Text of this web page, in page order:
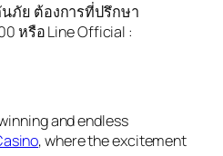
ภัย ต้องการที่ปรึกษา
หรือ Line Official :
and endless
, where the excitement